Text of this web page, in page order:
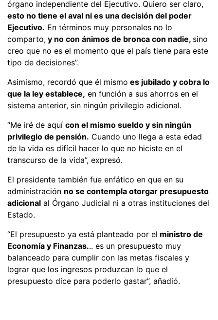
órgano independiente del Ejecutivo. Quiero ser claro,
esto no tiene el aval ni es una decisión del poder
Ejecutivo. En términos muy personales no lo
comparto, y no con ánimos de bronca con nadie, sino
creo que no es el momento que el país tiene para este
tipo de decisiones”.
Asimismo, recordó que él mismo es jubilado y cobra lo
que la ley establece, en función a sus ahorros en el
sistema anterior, sin ningún privilegio adicional.
“Me iré de aquí con el mismo sueldo y sin ningún
privilegio de pensión. Cuando uno llega a esta edad
de la vida es difícil hacer lo que no hiciste en el
transcurso de la vida”, expresó.
El presidente también fue enfático en que en su
administración no se contempla otorgar presupuesto
adicional al Órgano Judicial ni a otras instituciones del
Estado.
“El presupuesto ya está planteado por el ministro de
Economía y Finanzas... es un presupuesto muy
balanceado para cumplir con las metas fiscales y
lograr que los ingresos produzcan lo que el
presupuesto dice para poderlo gastar”, añadió.